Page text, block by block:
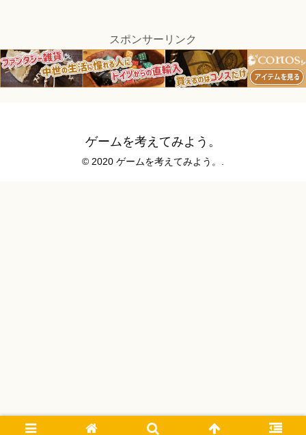
スポンサーリンク
ゲームを考えてみよう。
© 2020 ゲームを考えてみよう。.